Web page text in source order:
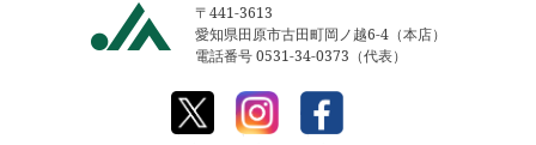
〒441-3613
愛知県田原市古田町岡ノ越6-4（本店）
電話番号 0531-34-0373（代表）